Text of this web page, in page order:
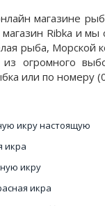
магазине
Ribka и мы
рыба, Морской
огромного
или по номеру
икру настоящую
икра
икру
икра